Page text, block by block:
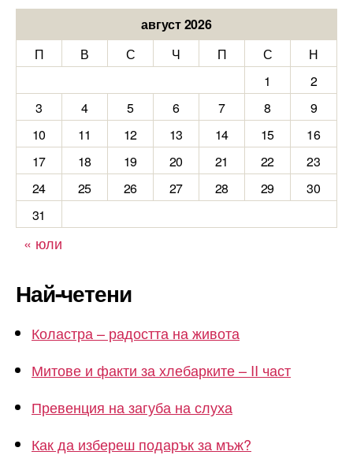
август 2026
П
В С Ч П С
Н
1
2
3
4 5 6 7 8
9
10
11 12 13 14 15
16
17
18 19 20 21 22
23
24
25 26 27 28 29
30
31
« юли
Най-четени
Коластра – радостта на живота
Митове и факти за хлебарките – II част
Превенция на загуба на слуха
Как да избереш подарък за мъж?